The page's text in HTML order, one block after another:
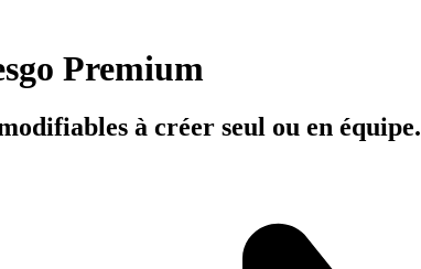
Premium
à créer seul ou en équipe.